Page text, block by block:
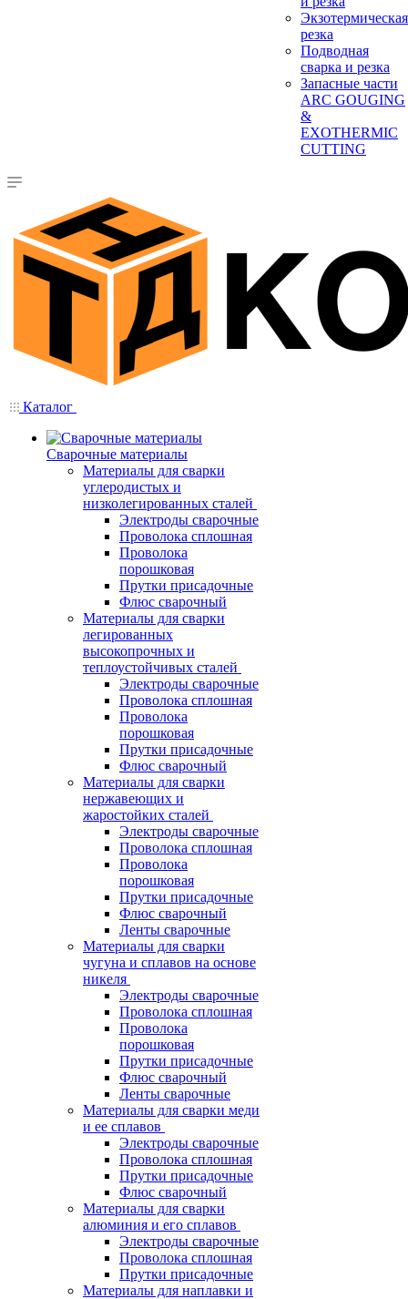
Экзотермическая
резка
Подводная
сварка и резка
Запасные части
ARC GOUGING
&
EXOTHERMIC
CUTTING
Каталог
Сварочные материалы
Материалы для сварки
углеродистых и
низколегированных сталей
Электроды сварочные
Проволока сплошная
Проволока
порошковая
Прутки присадочные
Флюс сварочный
Материалы для сварки
легированных
высокопрочных и
теплоустойчивых сталей
Электроды сварочные
Проволока сплошная
Проволока
порошковая
Прутки присадочные
Флюс сварочный
Материалы для сварки
нержавеющих и
жаростойких сталей
Электроды сварочные
Проволока сплошная
Проволока
порошковая
Прутки присадочные
Флюс сварочный
Ленты сварочные
Материалы для сварки
чугуна и сплавов на основе
никеля
Электроды сварочные
Проволока сплошная
Проволока
порошковая
Прутки присадочные
Флюс сварочный
Ленты сварочные
Материалы для сварки меди
и ее сплавов
Электроды сварочные
Проволока сплошная
Прутки присадочные
Флюс сварочный
Материалы для сварки
алюминия и его сплавов
Электроды сварочные
Проволока сплошная
Прутки присадочные
Материалы для наплавки и